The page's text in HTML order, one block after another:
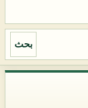
بحث